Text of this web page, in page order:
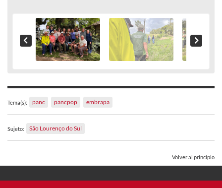
Tema(s): panc pancpop embrapa
Sujeto: São Lourenço do Sul
Volver al principio